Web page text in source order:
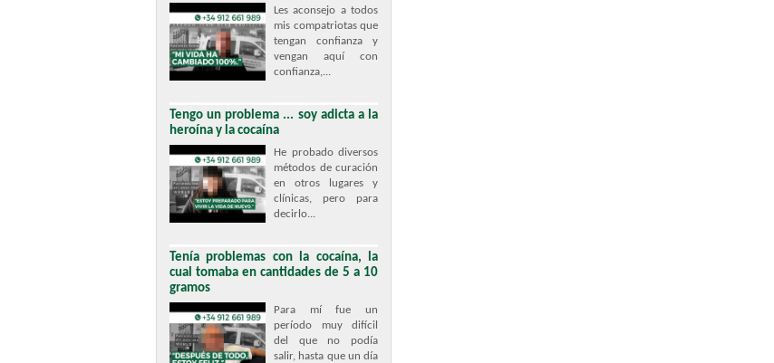
Les aconsejo a todos
mis compatriotas que
tengan confianza y
vengan aquí con
confianza,...
Tengo un problema ... soy adicta a la
heroína y la cocaína
He probado diversos
métodos de curación
en otros lugares y
clínicas, pero para
decirlo...
Tenía problemas con la cocaína, la
cual tomaba en cantidades de 5 a 10
gramos
Para mí fue un
período muy difícil
del que no podía
salir, hasta que un día